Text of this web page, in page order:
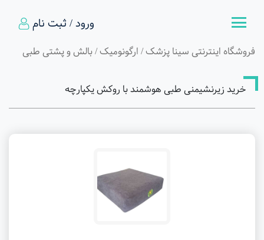
ورود / ثبت نام
فروشگاه اینترنتی سینا پزشک/ ارگونومیک/بالش و پشتی طبی
خرید زیرنشیمنی طبی هوشمند با روکش یکپارچه